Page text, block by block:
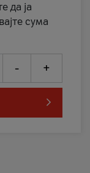
да ја
сума
- +